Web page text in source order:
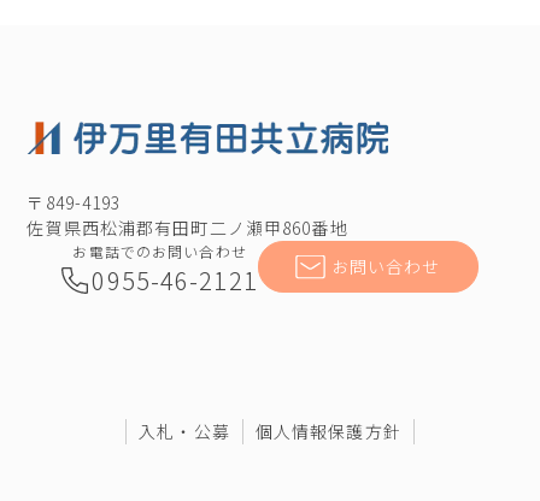
〒849-4193
佐賀県西松浦郡有田町二ノ瀬甲860番地
お電話でのお問い合わせ
0955-46-2121 お問い合わせ
入札・公募 個人情報保護方針